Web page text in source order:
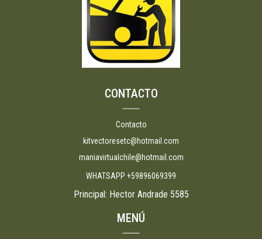
CONTACTO
Contacto
kitvectoresetc@hotmail.com
maniavirtualchile@hotmail.com
WHATSAPP +59896069399
Principal: Hector Andrade 5585
MENÚ